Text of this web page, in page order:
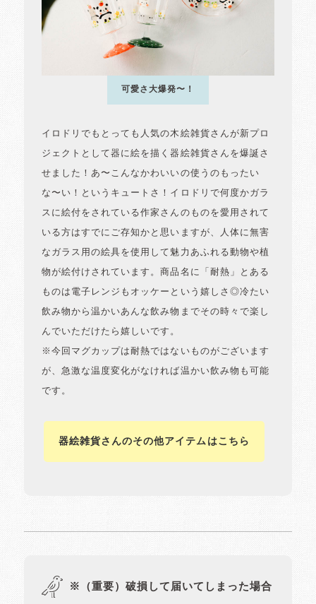
可愛さ大爆発〜！
イロドリでもとっても人気の木絵雑貨さんが新プロ
ジェクトとして器に絵を描く器絵雑貨さんを爆誕さ
せました！あ〜こんなかわいいの使うのもったい
な〜い！というキュートさ！イロドリで何度かガラ
スに絵付をされている作家さんのものを愛用されて
いる方はすでにご存知かと思いますが、人体に無害
なガラス用の絵具を使用して魅力あふれる動物や植
物が絵付けされています。商品名に「耐熱」とある
ものは電子レンジもオッケーという嬉しさ◎冷たい
飲み物から温かいあんな飲み物までその時々で楽し
んでいただけたら嬉しいです。
※今回マグカップは耐熱ではないものがございます
が、急激な温度変化がなければ温かい飲み物も可能
です。
器絵雑貨さんのその他アイテムはこちら
※（重要）破損して届いてしまった場合